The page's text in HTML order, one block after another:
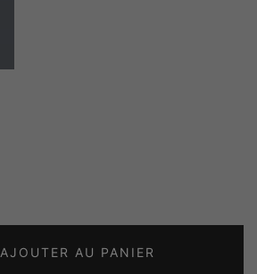
AJOUTER AU PANIER